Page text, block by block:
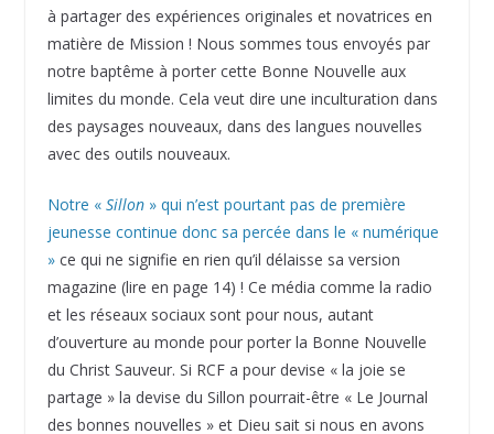
à partager des expériences originales et novatrices en
matière de Mission ! Nous sommes tous envoyés par
notre baptême à porter cette Bonne Nouvelle aux
limites du monde. Cela veut dire une inculturation dans
des paysages nouveaux, dans des langues nouvelles
avec des outils nouveaux.
Notre « Sillon» qui n’est pourtant pas de première
jeunesse continue donc sa percée dans le « numérique
»ce qui ne signifie en rien qu’il délaisse sa version
magazine (lire en page 14) ! Ce média comme la radio
et les réseaux sociaux sont pour nous, autant
d’ouverture au monde pour porter la Bonne Nouvelle
du Christ Sauveur. Si RCF a pour devise « la joie se
partage » la devise du Sillon pourrait-être « Le Journal
des bonnes nouvelles » et Dieu sait si nous en avons